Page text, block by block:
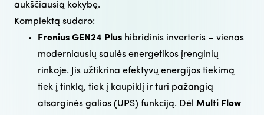
aukščiausią kokybę​.
Komplektą sudaro:
Fronius GEN24 Plus hibridinis inverteris – vienas
moderniausių saulės energetikos įrenginių
rinkoje. Jis užtikrina efektyvų energijos tiekimą
tiek į tinklą, tiek į kaupiklį ir turi pažangią
atsarginės galios (UPS) funkciją. Dėl Multi Flow